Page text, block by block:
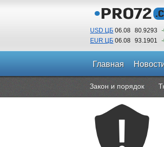
USD ЦБ 06.08 80.9293
EUR ЦБ 06.08 93.1901
Главная
Закон и порядок